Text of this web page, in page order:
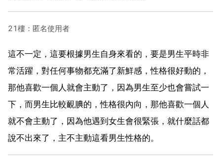
21樓：匿名使用者
這不一定，這要根據男生自身來看的，要是男生平時非
常活躍，對任何事物都充滿了新鮮感，性格很好動的，
那他喜歡一個人就會主動了，因為男生至少也會嘗試一
下，而男生比較靦腆的，性格很內向，那他喜歡一個人
就不會主動了，因為他遇到女生會很緊張，就什麼話都
說不出來了，主不主動這看男生性格的。